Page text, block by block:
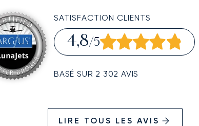
SATISFACTION CLIENTS
4,8/5
BASÉ SUR 2 302 AVIS
LIRE TOUS LES AVIS